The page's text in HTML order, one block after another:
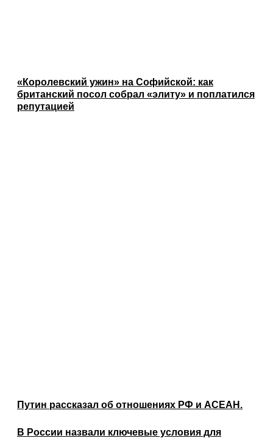
«Королевский ужин» на Софийской: как
британский посол собрал «элиту» и поплатился
репутацией
Путин рассказал об отношениях РФ и АСЕАН.
В России назвали ключевые условия для